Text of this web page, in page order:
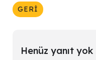
GERI
Henüz yanıt yok